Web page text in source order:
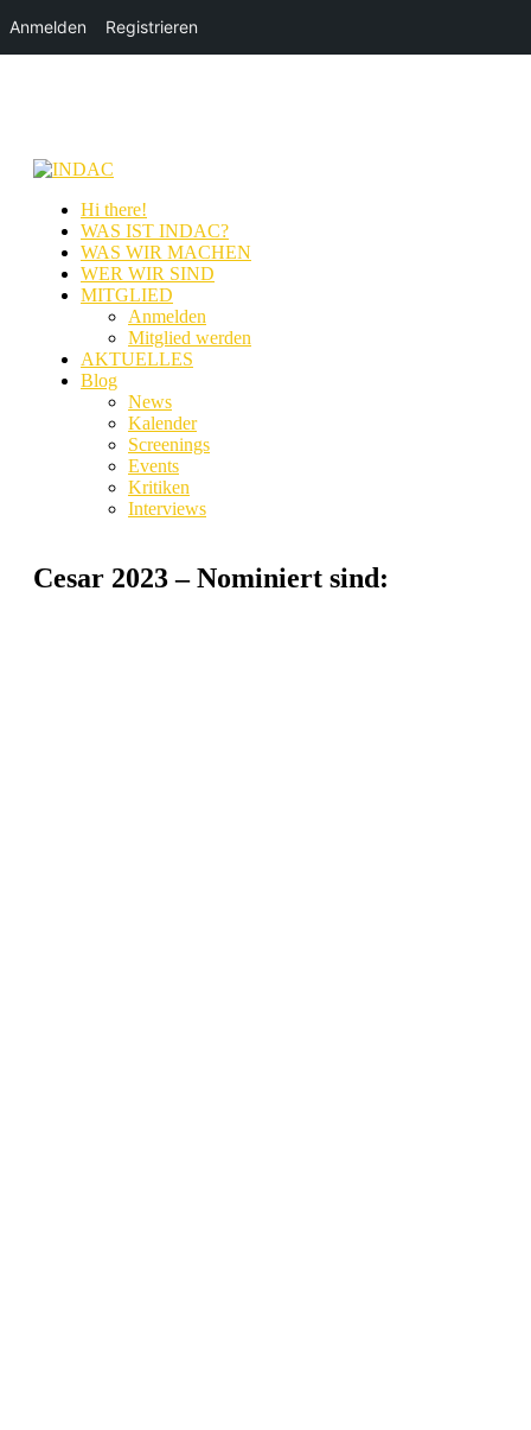
Anmelden Registrieren
Hi there!
WAS IST INDAC?
WAS WIR MACHEN
WER WIR SIND
MITGLIED
Anmelden
Mitglied werden
AKTUELLES
Blog
News
Kalender
Screenings
Events
Kritiken
Interviews
Cesar 2023 – Nominiert sind: